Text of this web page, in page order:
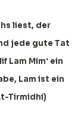
liest, der
jede gute Tat
Lam Mim‘ ein
Lam ist ein
Tirmidhi)